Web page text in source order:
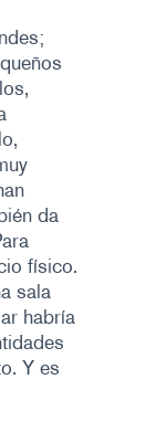
da
físico.
sala
habría
Y es